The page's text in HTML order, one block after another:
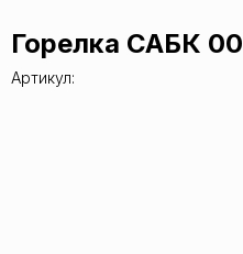
Горелка САБК
Артикул: